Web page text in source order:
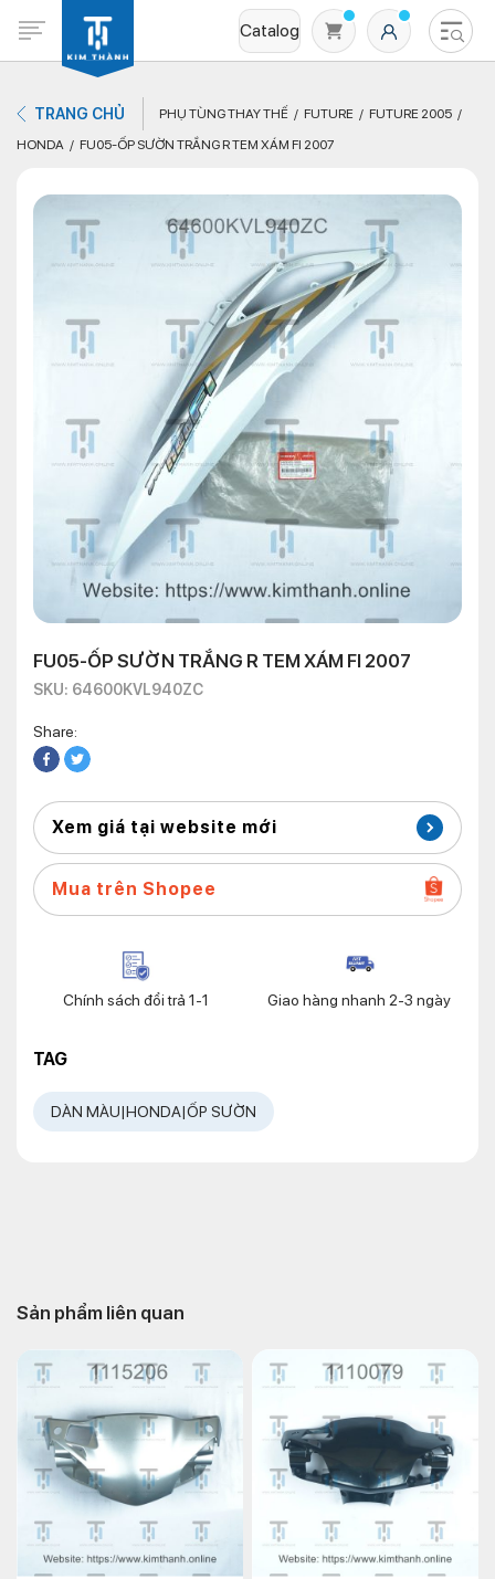
Catalog
Không có sản phẩm nào trong giỏ hàng
TRANG CHỦ PHỤ TÙNG THAY THẾ FUTURE
FUTURE 2005
HONDA
FU05-ỐP SƯỜN TRẮNG R TEM XÁM FI 2007
FU05-ỐP SƯỜN TRẮNG R TEM XÁM FI 2007
SKU: 64600KVL940ZC
Share:
Xem giá tại website mới
Mua trên Shopee
Chính sách đổi trả 1-1 Giao hàng nhanh 2-3 ngày
TAG
DÀN MÀU|HONDA|ỐP SƯỜN
Sản phẩm liên quan